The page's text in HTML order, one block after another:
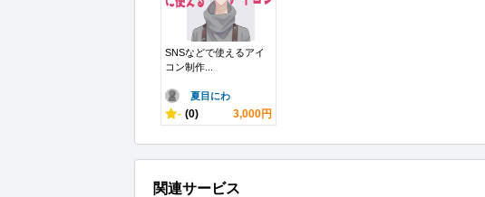
SNSなどで使えるアイ
コン制作...
夏目にわ
- (0) 3,000円
関連サービス